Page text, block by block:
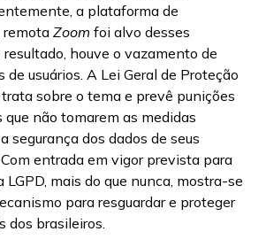
a plataforma de
Zoom foi alvo desses
resultado, houve o vazamento de
de usuários. A Lei Geral de Proteção
sobre o tema e prevê punições
que não tomarem as medidas
segurança dos dados de seus
entrada em vigor prevista para
mais do que nunca, mostra-se
para resguardar e proteger
dos brasileiros.